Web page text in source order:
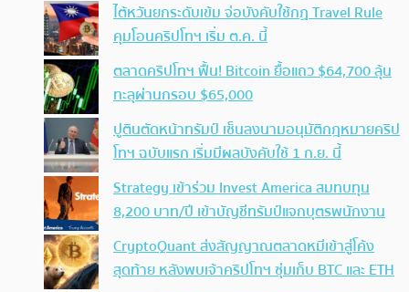
ไต้หวันยกระดับเข้ม จ่อบังคับใช้กฏ Travel Rule
คุมโอนคริปโทฯ เริ่ม ต.ค. นี้
ตลาดคริปโทฯ ฟื้น! Bitcoin ยื้อแถว $64,700 ลุ้น
ทะลุผ่านกรอบ $65,000
ปูตินตัดหน้าทรัมป์ เซ็นลงนามอนุมัติกฎหมายคริป
โทฯ ฉบับแรก เริ่มมีผลบังคับใช้ 1 ก.ย. นี้
Strategy เข้าร่วม Invest America สมทบทุน
8,200 บาท/ปี เข้าบัญชีทรัมป์แจกบุตรพนักงาน
CryptoQuant ส่งสัญญาณตลาดหมีเข้าสู่โค้ง
สุดท้าย หลังพบเจ้าคริปโทฯ ซุ่มเก็บ BTC และ ETH